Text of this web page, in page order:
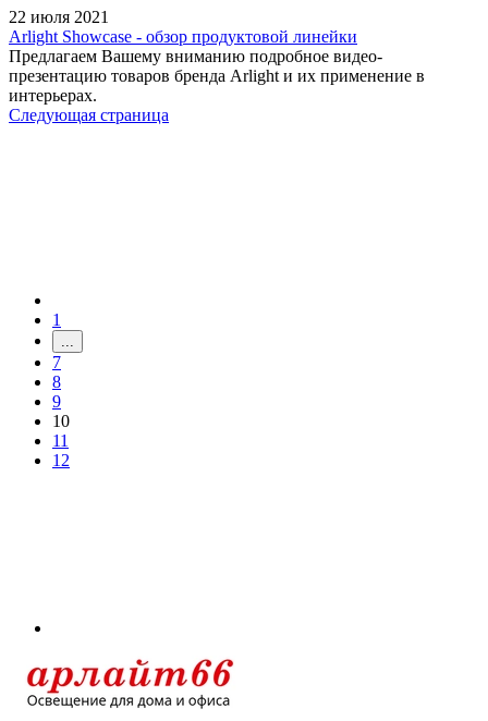
22 июля 2021
Arlight Showcase - обзор продуктовой линейки
Предлагаем Вашему вниманию подробное видео-
презентацию товаров бренда Arlight и их применение в
интерьерах.
Следующая страница
1
7
8
9
10
11
12